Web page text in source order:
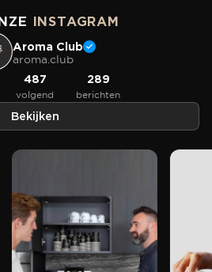
INSTAGRAM
Aroma Club
aroma.club
487
volgend
289
berichten
Bekijken